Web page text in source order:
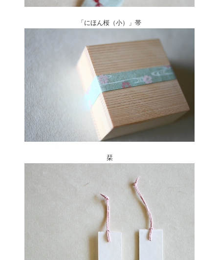
「にほん桜（小）」帯
栞